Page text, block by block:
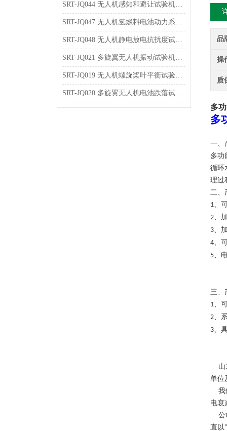
SRT-JQ044 无人机感知和避让试验机可以用在哪些方面
SRT-JQ047 无人机氢燃料电池动力系统试验机的简单介绍 按需定制
SRT-JQ048 无人机静电放电抗扰度试验机的应用介绍 提供技术指导
SRT-JQ021 多旋翼无人机振动试验机的应用介绍 技术说明
SRT-JQ019 无人机螺旋桨叶平衡试验机简单介绍 质量保证
SRT-JQ020 多旋翼无人机电池跌落试验机简单介绍 质量保证
品
操
质
多
多
一、
多功
循环
理过
二、
1、
2、
3、
4、
5、
三、
1、
2、
3、
单位
我
电衰
公
直以"